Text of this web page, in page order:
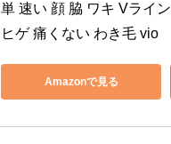
単 速い 顔 脇 ワキ Vライ
ヒゲ 痛くない わき毛 vio
Amazonで見る